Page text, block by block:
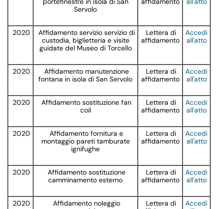
Servolo
2020
Affidamento servizio servizio di
custodia, biglietteria e visite
guidate del Museo di Torcello
Lettera di
affidamento
Accedi
all'atto
2020
Affidamento manutenzione
fontana in isola di San Servolo
Lettera di
affidamento
Accedi
all'atto
2020
Affidamento sostituzione fan
coil
Lettera di
affidamento
Accedi
all'atto
2020
Affidamento fornitura e
montaggio pareti tamburate
ignifughe
Lettera di
affidamento
Accedi
all'atto
2020
Affidamento sostituzione
camminamento esterno
Lettera di
affidamento
Accedi
all'atto
2020
Affidamento noleggio
Lettera di
Accedi